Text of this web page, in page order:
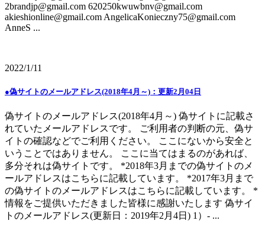
2brandjp@gmail.com 620250kwuwbnv@gmail.com
akieshionline@gmail.com AngelicaKonieczny75@gmail.com
AnneS ...
2022/1/11
●偽サイトのメールアドレス(2018年4月～)：更新2月04日
偽サイトのメールアドレス(2018年4月～) 偽サイトに記載さ
れていたメールアドレスです。 ご利用者の判断の元、偽サ
イトの確認などでご利用ください。 ここにないから安全と
いうことではありません。 ここに当てはまるのがあれば、
多分それは偽サイトです。 *2018年3月までの偽サイトのメ
ールアドレスはこちらに記載しています。 *2017年3月まで
の偽サイトのメールアドレスはこちらに記載しています。 *
情報をご提供いただきました皆様に感謝いたします 偽サイ
トのメールアドレス(更新日：2019年2月4日) 1）- ...